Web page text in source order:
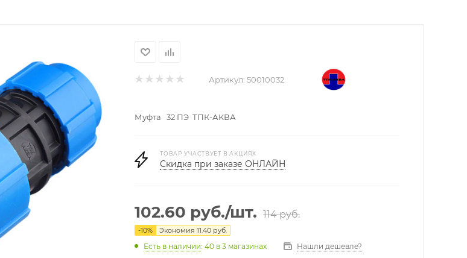
Артикул: 50010032
Муфта 32 ПЭ ТПК-АКВА
ТОВАР УЧАСТВУЕТ В АКЦИЯХ
Скидка при заказе ОНЛАЙН
102.60 руб./шт. 114руб.
-10% Экономия 11.40 руб.
Есть в наличии: 40 в 3 магазинах Нашли дешевле?